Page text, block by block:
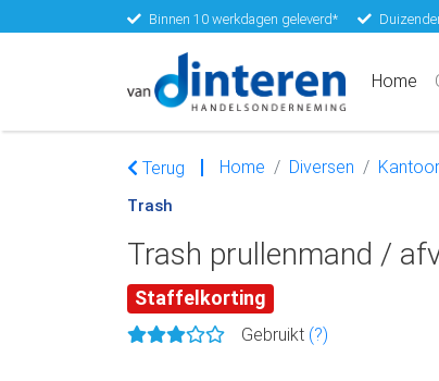
Binnen 10 werkdagen geleverd*
Home
Terug Home Diversen
Trash
Trash prullenmand /
Staffelkorting
Gebruikt (?)